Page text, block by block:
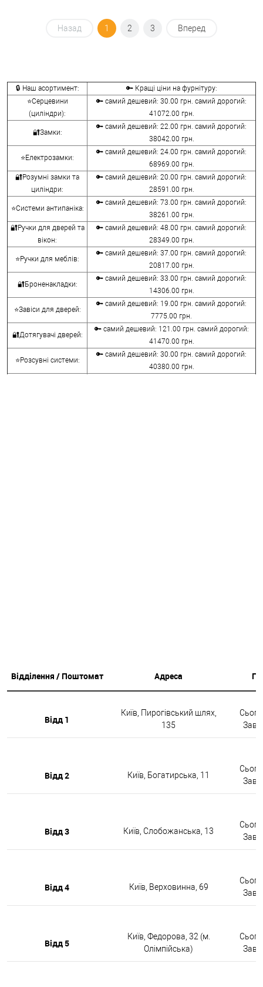
Назад 1 2 3 Вперед
🔒 Наш асортимент:
🔑 Кращі ціни на фурнітуру:
⭐Серцевини
(циліндри):
🔑 самий дешевий: 30.00 грн. самий дорогий:
41072.00 грн.
🔐Замки:
🔑 самий дешевий: 22.00 грн. самий дорогий:
38042.00 грн.
⭐Електрозамки:
🔑 самий дешевий: 24.00 грн. самий дорогий:
68969.00 грн.
🔐Розумні замки та
циліндри:
🔑 самий дешевий: 20.00 грн. самий дорогий:
28591.00 грн.
⭐Системи антипаніка:
🔑 самий дешевий: 73.00 грн. самий дорогий:
38261.00 грн.
🔐Ручки для дверей та
вікон:
🔑 самий дешевий: 48.00 грн. самий дорогий:
28349.00 грн.
⭐Ручки для меблів:
🔑 самий дешевий: 37.00 грн. самий дорогий:
20817.00 грн.
🔐Броненакладки:
🔑 самий дешевий: 33.00 грн. самий дорогий:
14306.00 грн.
⭐Завіси для дверей:
🔑 самий дешевий: 19.00 грн. самий дорогий:
7775.00 грн.
🔐Дотягувачі дверей:
🔑 самий дешевий: 121.00 грн. самий дорогий:
41470.00 грн.
⭐Розсувні системи:
🔑 самий дешевий: 30.00 грн. самий дорогий:
40380.00 грн.
Відділення / Поштомат Адреса
Відд 1
Київ, Пирогівський шлях,
135
Відд 2 Київ, Богатирська, 11
Відд 3 Київ, Слобожанська, 13
Відд 4 Київ, Верховинна, 69
Відд 5
Київ, Федорова, 32 (м.
Олімпійська)